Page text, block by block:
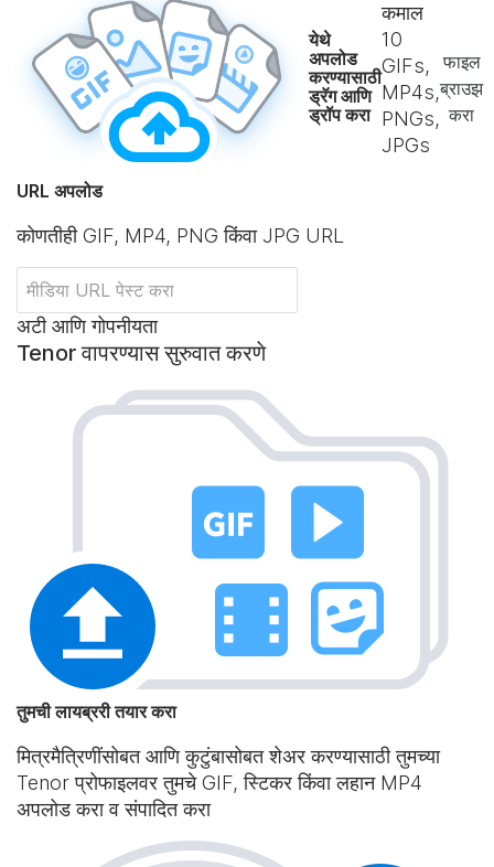
येथे
अपलोड
करण्यासाठी
ड्रॅग आणि
ड्रॉप करा
कमाल
10
GIFs,
MP4s,
PNGs,
JPGs
फाइल
ब्राउझ
करा
URL अपलोड
कोणतीही GIF, MP4, PNG किंवा JPG URL
अटी आणि गोपनीयता
Tenor वापरण्यास सुरुवात करणे
तुमची लायब्ररी तयार करा
मित्रमैत्रिणींसोबत आणि कुटुंबासोबत शेअर करण्यासाठी तुमच्या
Tenor प्रोफाइलवर तुमचे GIF, स्टिकर किंवा लहान MP4
अपलोड करा व संपादित करा